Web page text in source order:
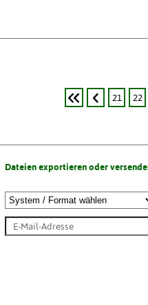
21 22
Dateien exportieren oder